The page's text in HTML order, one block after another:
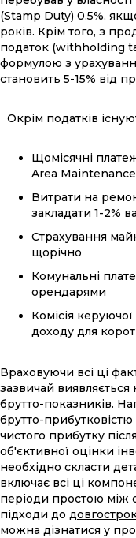
(Stamp Duty) 0.5%,
років. Крім того, з
податок (withholding
формулою з
становить 5-15% від
Окрім податків
Щомісячні
Area
Витрати на
закладати 1-2%
Страхування
щорічно
Комунальні
орендарями
Комісія
доходу для
Враховуючи всі ці
зазвичай
брутто-показників.
брутто-
чистого прибутку
об'єктивної оцінки
необхідно скласти
включає всі ці
періоди простою між
підходи до
можна дізнатися у